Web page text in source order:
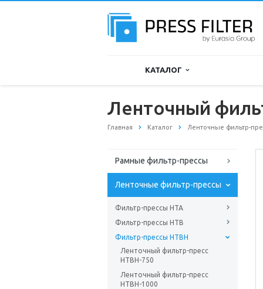
КАТАЛОГ
Ленточный
Главная Каталог Ленточные фильтр-
Рамные фильтр-прессы
Ленточные фильтр-прессы
Фильтр-прессы HTA
Фильтр-прессы HTB
Фильтр-прессы HTBH
Ленточный фильтр-пресс
HTBH-750
Ленточный фильтр-пресс
HTBH-1000